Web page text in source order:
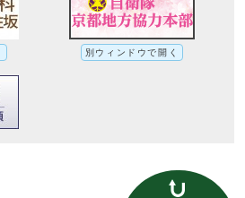
別ウィンドウで開く